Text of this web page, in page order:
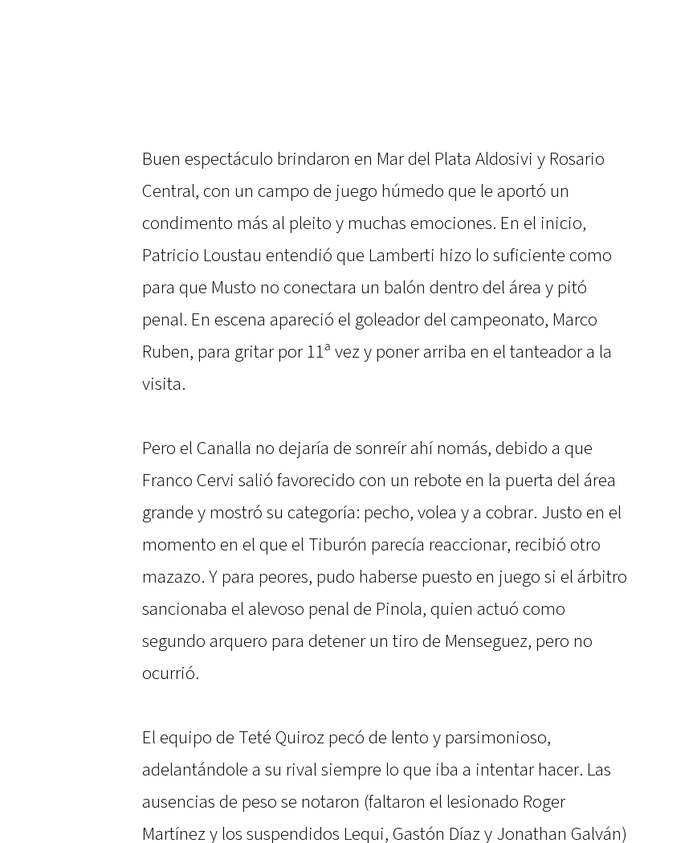
Buen espectáculo brindaron en Mar del Plata Aldosivi y Rosario
Central, con un campo de juego húmedo que le aportó un
condimento más al pleito y muchas emociones. En el inicio,
Patricio Loustau entendió que Lamberti hizo lo suficiente como
para que Musto no conectara un balón dentro del área y pitó
penal. En escena apareció el goleador del campeonato, Marco
Ruben, para gritar por 11ª vez y poner arriba en el tanteador a la
visita.
Pero el Canalla no dejaría de sonreír ahí nomás, debido a que
Franco Cervi salió favorecido con un rebote en la puerta del área
grande y mostró su categoría: pecho, volea y a cobrar. Justo en el
momento en el que el Tiburón parecía reaccionar, recibió otro
mazazo. Y para peores, pudo haberse puesto en juego si el árbitro
sancionaba el alevoso penal de Pinola, quien actuó como
segundo arquero para detener un tiro de Menseguez, pero no
ocurrió.
El equipo de Teté Quiroz pecó de lento y parsimonioso,
adelantándole a su rival siempre lo que iba a intentar hacer. Las
ausencias de peso se notaron (faltaron el lesionado Roger
Martínez y los suspendidos Lequi, Gastón Díaz y Jonathan Galván)